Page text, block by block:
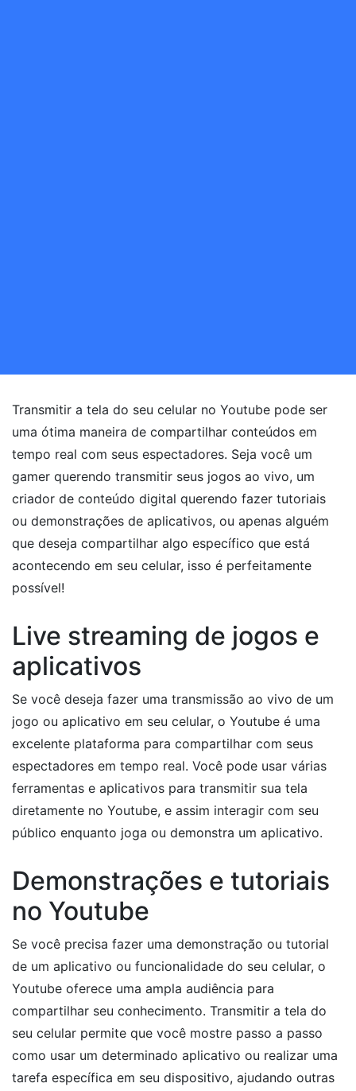
Transmitir a tela do seu celular no Youtube pode ser
uma ótima maneira de compartilhar conteúdos em
tempo real com seus espectadores. Seja você um
gamer querendo transmitir seus jogos ao vivo, um
criador de conteúdo digital querendo fazer tutoriais
ou demonstrações de aplicativos, ou apenas alguém
que deseja compartilhar algo específico que está
acontecendo em seu celular, isso é perfeitamente
possível!
Live streaming de jogos e
aplicativos
Se você deseja fazer uma transmissão ao vivo de um
jogo ou aplicativo em seu celular, o Youtube é uma
excelente plataforma para compartilhar com seus
espectadores em tempo real. Você pode usar várias
ferramentas e aplicativos para transmitir sua tela
diretamente no Youtube, e assim interagir com seu
público enquanto joga ou demonstra um aplicativo.
Demonstrações e tutoriais
no Youtube
Se você precisa fazer uma demonstração ou tutorial
de um aplicativo ou funcionalidade do seu celular, o
Youtube oferece uma ampla audiência para
compartilhar seu conhecimento. Transmitir a tela do
seu celular permite que você mostre passo a passo
como usar um determinado aplicativo ou realizar uma
tarefa específica em seu dispositivo, ajudando outras